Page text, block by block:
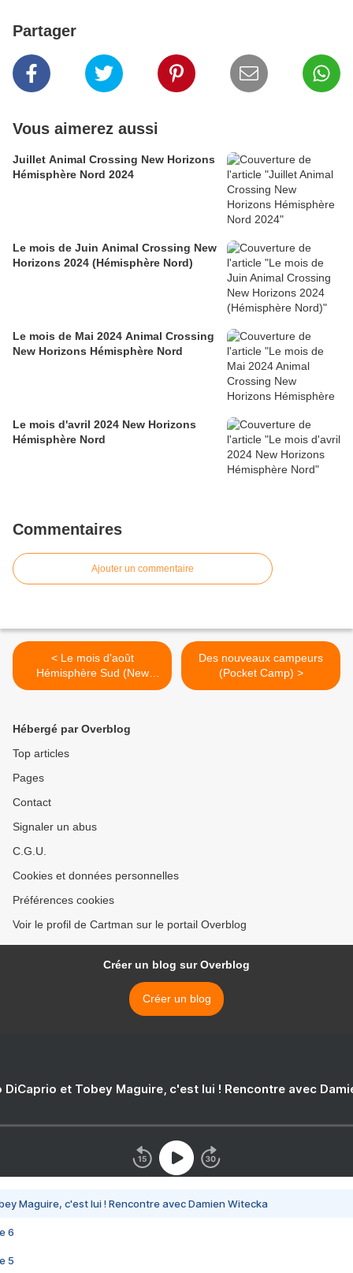
Partager
Vous aimerez aussi
Juillet Animal Crossing New Horizons
Hémisphère Nord 2024
Le mois de Juin Animal Crossing New
Horizons 2024 (Hémisphère Nord)
Le mois de Mai 2024 Animal Crossing
New Horizons Hémisphère Nord
Le mois d'avril 2024 New Horizons
Hémisphère Nord
Commentaires
Ajouter un commentaire
< Le mois d'août
Hémisphère Sud (New
Horizons)
Des nouveaux campeurs
(Pocket Camp) >
Hébergé par Overblog
Top articles
Pages
Contact
Signaler un abus
C.G.U.
Cookies et données personnelles
Préférences cookies
Voir le profil de Cartman sur le portail Overblog
Créer un blog sur Overblog
Créer un blog
DiCaprio et Tobey Maguire, c'est lui ! Rencontre avec
Maguire, c'est lui ! Rencontre avec Damien Witecka
6
5